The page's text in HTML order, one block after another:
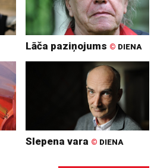
Lāča paziņojums © DIENA
Slepena vara © DIENA